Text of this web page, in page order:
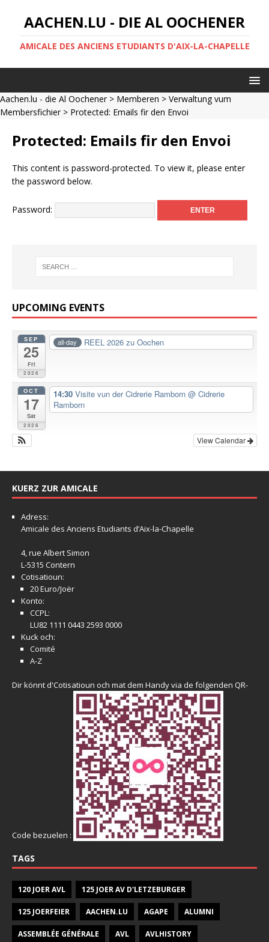
AACHEN.LU - DIE AL OOCHENER
AMICALE DES ANCIENS ETUDIANTS D'AIX-LA-CHAPELLE
Aachen.lu - die Al Oochener> Memberen > Verwaltung vum
Membersfichier> Protected: Emails fir den Envoi
Protected: Emails fir den Envoi
This content is password-protected. To view it, please enter
the password below.
Password:
UPCOMING EVENTS
SEP
25
Fri
2026
all-day REEL 2026 zu Oochen
OCT
17
Sat
2026
14:30 Visite vun der Cidrerie Ramborn @ Cidrerie
Ramborn
View Calendar
KUERZ ZUR AMICALE
Adress:
Amicale des Anciens Etudiants d’Aix-la-Chapelle
4, rue Albert Simon
L-5315 Contern
Cotisatioun:
20 Euro/Joër
Konto:
CCPL:
LU82 1111 0443 2593 0000
Kuck och:
Comité
A-Z
Dir könnt d'Cotisatioun och mat dem Handy via de folgenden QR-
Code bezuelen :
TAGS
120 JOER AVL 125 JOER AV D'LETZEBURGER
125 JOERFEIER AACHEN.LU AGAPE ALUMNI
ASSEMBLÉE GÉNÉRALE AVL AVLHISTORY